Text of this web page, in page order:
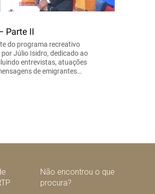
Parte II
do programa recreativo
Júlio Isidro, dedicado ao
entrevistas, atuações
de emigrantes…
Não encontrou o que
procura?